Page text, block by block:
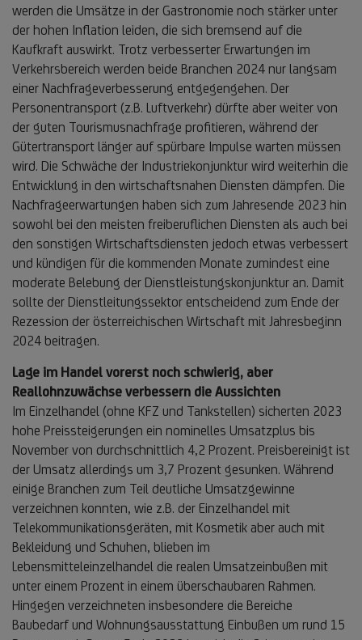
werden die Umsätze in der Gastronomie noch stärker unter
der hohen Inflation leiden, die sich bremsend auf die
Kaufkraft auswirkt. Trotz verbesserter Erwartungen im
Verkehrsbereich werden beide Branchen 2024 nur langsam
einer Nachfrageverbesserung entgegengehen. Der
Personentransport (z.B. Luftverkehr) dürfte aber weiter von
der guten Tourismusnachfrage profitieren, während der
Gütertransport länger auf spürbare Impulse warten müssen
wird. Die Schwäche der Industriekonjunktur wird weiterhin die
Entwicklung in den wirtschaftsnahen Diensten dämpfen. Die
Nachfrageerwartungen haben sich zum Jahresende 2023 hin
sowohl bei den meisten freiberuflichen Diensten als auch bei
den sonstigen Wirtschaftsdiensten jedoch etwas verbessert
und kündigen für die kommenden Monate zumindest eine
moderate Belebung der Dienstleistungskonjunktur an. Damit
sollte der Dienstleitungssektor entscheidend zum Ende der
Rezession der österreichischen Wirtschaft mit Jahresbeginn
2024 beitragen.
Lage im Handel vorerst noch schwierig, aber
Reallohnzuwächse verbessern die Aussichten
Im Einzelhandel (ohne KFZ und Tankstellen) sicherten 2023
hohe Preissteigerungen ein nominelles Umsatzplus bis
November von durchschnittlich 4,2 Prozent. Preisbereinigt ist
der Umsatz allerdings um 3,7 Prozent gesunken. Während
einige Branchen zum Teil deutliche Umsatzgewinne
verzeichnen konnten, wie z.B. der Einzelhandel mit
Telekommunikationsgeräten, mit Kosmetik aber auch mit
Bekleidung und Schuhen, blieben im
Lebensmitteleinzelhandel die realen Umsatzeinbußen mit
unter einem Prozent in einem überschaubaren Rahmen.
Hingegen verzeichneten insbesondere die Bereiche
Baubedarf und Wohnungsausstattung Einbußen um rund 15